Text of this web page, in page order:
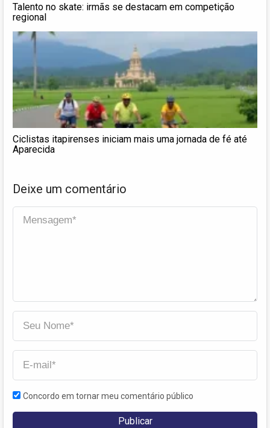
Talento no skate: irmãs se destacam em competição
regional
Ciclistas itapirenses iniciam mais uma jornada de fé até
Aparecida
Deixe um comentário
Concordo em tornar meu comentário público